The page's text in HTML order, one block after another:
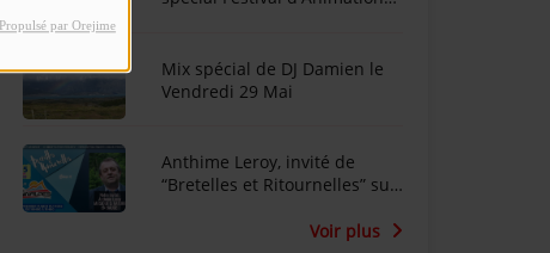
Propulsé par Orejime
Mix spécial de DJ Damien le
Vendredi 29 Mai
Anthime Leroy, invité de
“Bretelles et Ritournelles” sur
Voir plus